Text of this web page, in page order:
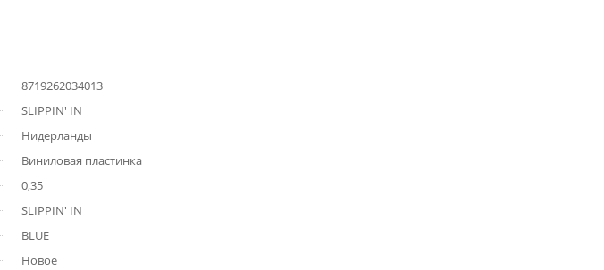
8719262034013
SLIPPIN' IN
Нидерланды
Виниловая пластинка
0,35
SLIPPIN' IN
BLUE
Новое